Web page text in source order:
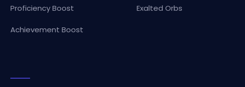
Proficiency Boost
Achievement Boost
Exalted Orbs